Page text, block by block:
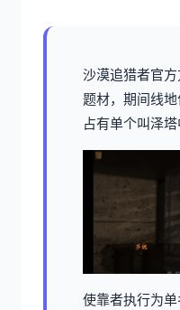
沙漠追猎者官
题材，期间线
占有单个叫泽
使靠者执行为